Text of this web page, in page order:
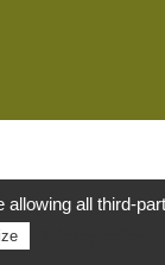
allowing all third-